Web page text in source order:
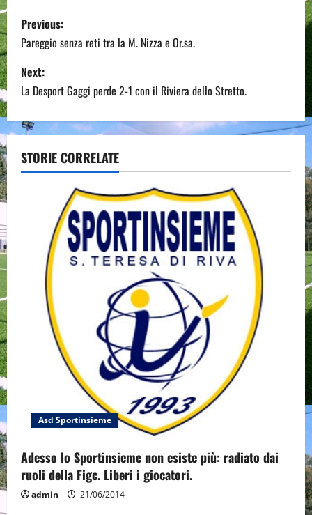
P
o
s
t
n
a
Previous:
Pareggio senza reti tra la M. Nizza e Or.sa.
Next:
La Desport Gaggi perde 2-1 con il Riviera dello Stretto.
STORIE CORRELATE
Asd Sportinsieme
Adesso lo Sportinsieme non esiste più: radiato dai
ruoli della Figc. Liberi i giocatori.
admin 21/06/2014